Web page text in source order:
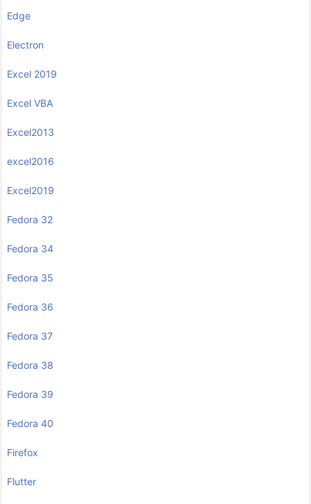
Edge
Electron
Excel 2019
Excel VBA
Excel2013
excel2016
Excel2019
Fedora 32
Fedora 34
Fedora 35
Fedora 36
Fedora 37
Fedora 38
Fedora 39
Fedora 40
Firefox
Flutter